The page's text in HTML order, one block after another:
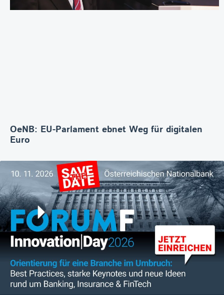
OeNB: EU-Parlament ebnet Weg für digitalen
Euro